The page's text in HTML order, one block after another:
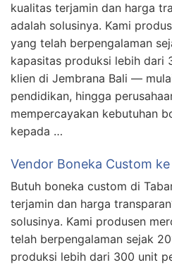
kualitas terjamin dan harga
adalah solusinya. Kami
yang telah berpengalaman
kapasitas produksi lebih dari
klien di Jembrana Bali —
pendidikan, hingga
mempercayakan kebutuhan
kepada …
Vendor Boneka Custom
Butuh boneka custom di
terjamin dan harga
solusinya. Kami produsen
telah berpengalaman sejak
produksi lebih dari 300 unit